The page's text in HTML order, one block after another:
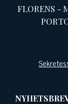
FLORENS -